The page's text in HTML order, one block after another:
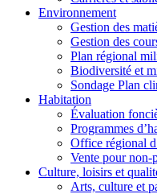
Environnement
Gestion des
Gestion des
Plan régional
Biodiversité et
Sondage Plan
Habitation
Évaluation
Programmes
Office régional
Vente pour non-
Culture, loisirs et
Arts, culture et